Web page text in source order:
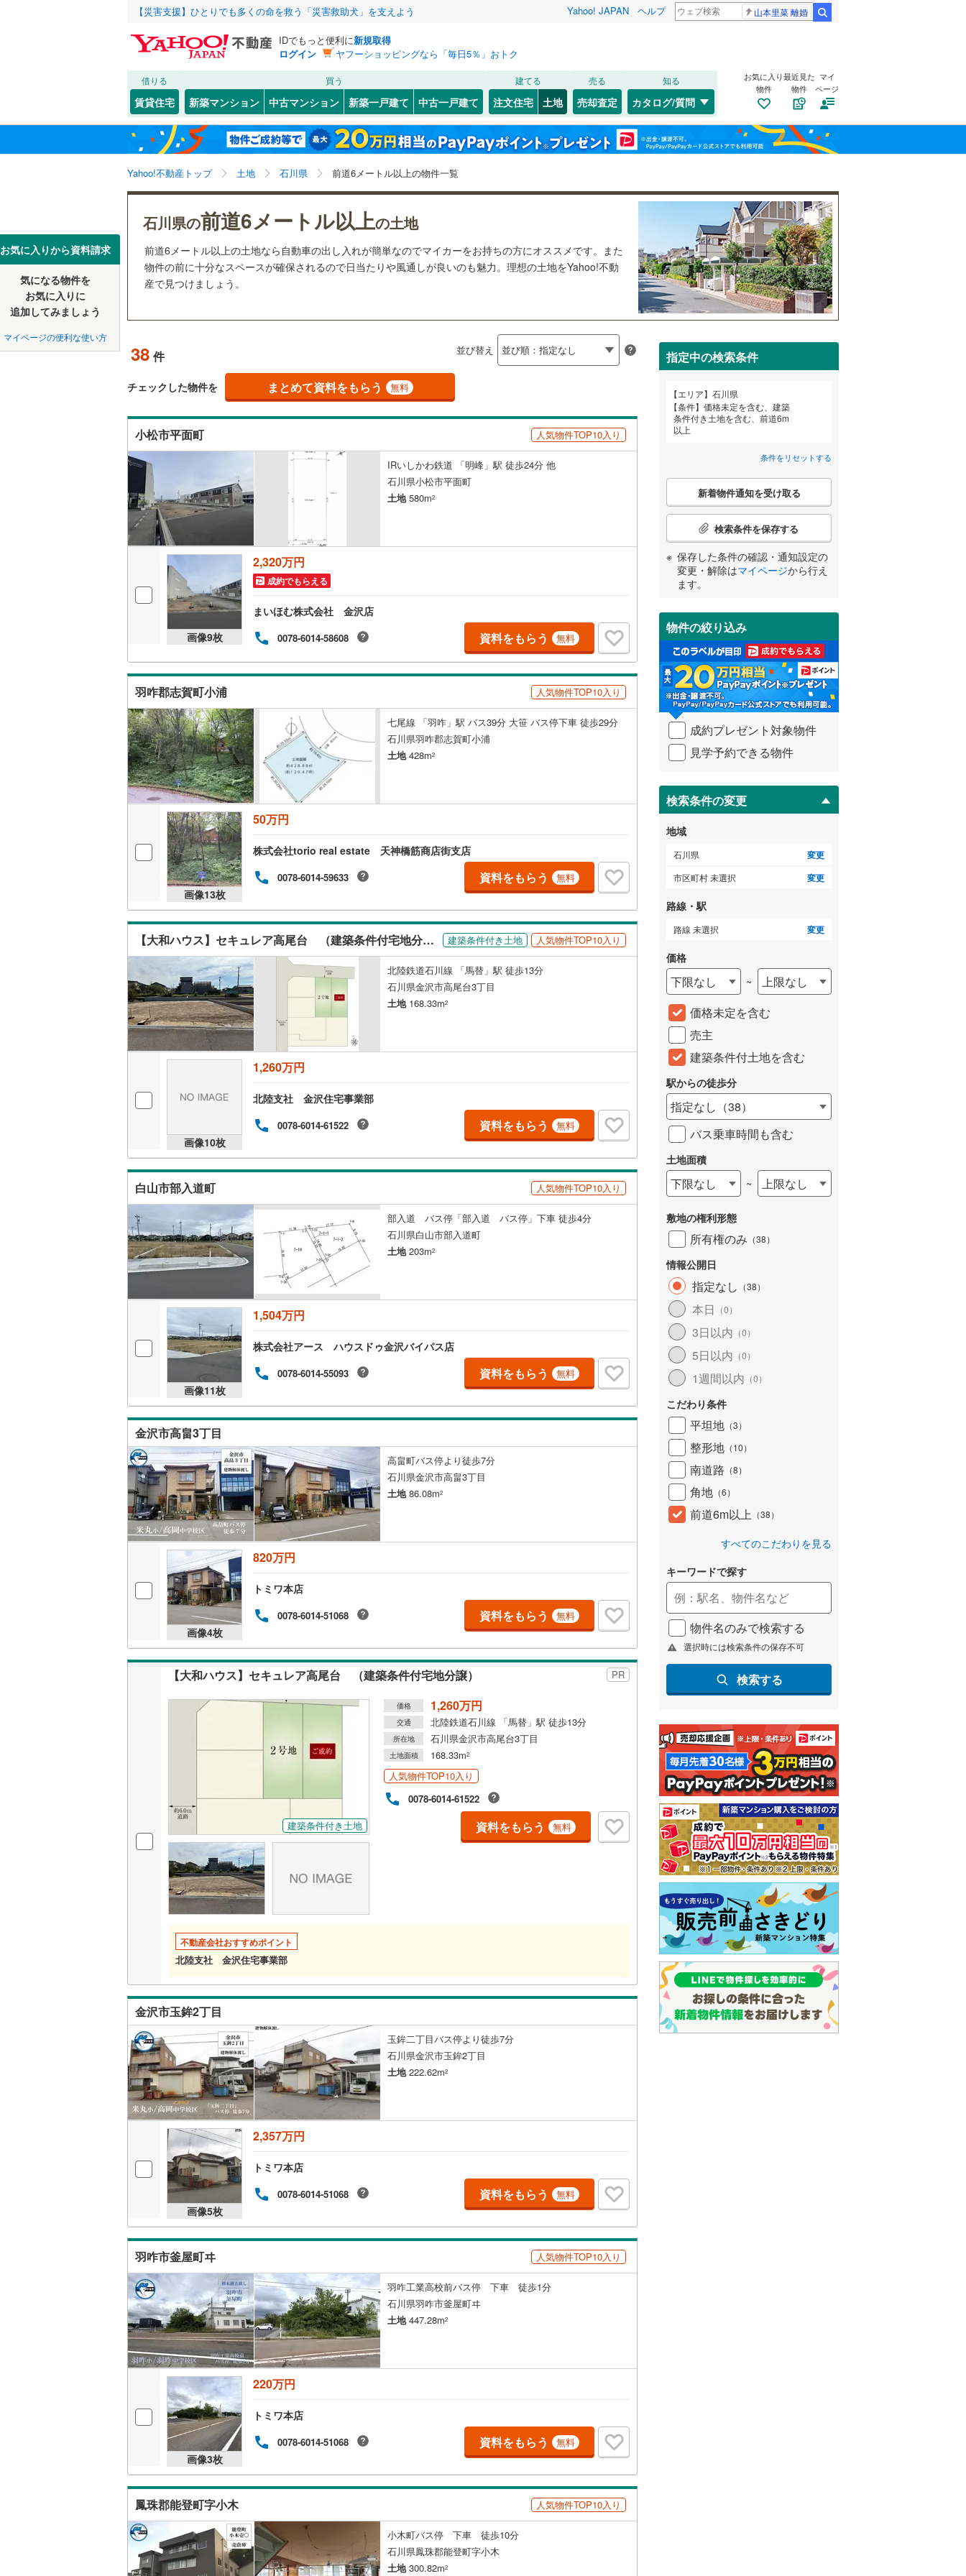
【災害支援】ひとりでも多くの命を救う「災害救助犬」を支えよう Yahoo! JAPAN ヘルプ 山本里菜 離婚
IDでもっと便利に新規取得
ログイン
ヤフーショッピングなら「毎日5％」おトク
借りる
賃貸住宅
買う
新築マンション 中古マンション 新築一戸建て 中古一戸建て
建てる
注文住宅 土地
売る
売却査定
知る
カタログ/質問
お気に入り
物件
最近見た
物件
マイ
ページ
Yahoo!不動産トップ 土地 石川県 前道6メートル以上の物件一覧
お気に入りから資料請求
気になる物件を
お気に入りに
追加してみましょう
マイページの便利な使い方
石川県の前道6メートル以上の土地
前道6メートル以上の土地なら自動車の出し入れが簡単なのでマイカーをお持ちの方にオススメです。また
物件の前に十分なスペースが確保されるので日当たりや風通しが良いのも魅力。理想の土地をYahoo!不動
産で見つけましょう。
38 件 並び替え
チェックした物件を まとめて資料をもらう 無料
小松市平面町 人気物件TOP10入り
IRいしかわ鉄道 「明峰」駅 徒歩24分 他
石川県小松市平面町
土地580m2
画像9枚
2,320万円
成約でもらえる
まいほむ株式会社 金沢店
0078-6014-58608 資料をもらう 無料
羽咋郡志賀町小浦 人気物件TOP10入り
七尾線 「羽咋」駅 バス39分 大笹 バス停下車 徒歩29分
石川県羽咋郡志賀町小浦
土地428m2
画像13枚
50万円
株式会社torio real estate 天神橋筋商店街支店
0078-6014-59633 資料をもらう 無料
【大和ハウス】セキュレア高尾台 （建築条件付宅地分譲） 建築条件付き土地 人気物件TOP10入り
北陸鉄道石川線 「馬替」駅 徒歩13分
石川県金沢市高尾台3丁目
土地168.33m2
画像10枚
1,260万円
北陸支社 金沢住宅事業部
0078-6014-61522 資料をもらう 無料
白山市部入道町 人気物件TOP10入り
部入道 バス停「部入道 バス停」下車 徒歩4分
石川県白山市部入道町
土地203m2
画像11枚
1,504万円
株式会社アース ハウスドゥ金沢バイパス店
0078-6014-55093 資料をもらう 無料
金沢市高畠3丁目
高畠町バス停より徒歩7分
石川県金沢市高畠3丁目
土地86.08m2
画像4枚
820万円
トミワ本店
0078-6014-51068 資料をもらう 無料
【大和ハウス】セキュレア高尾台 （建築条件付宅地分譲） PR
建築条件付き土地
価格 1,260万円
交通 北陸鉄道石川線 「馬替」駅 徒歩13分
所在地 石川県金沢市高尾台3丁目
土地面積 168.33m2
人気物件TOP10入り
0078-6014-61522
資料をもらう 無料
不動産会社おすすめポイント
北陸支社 金沢住宅事業部
金沢市玉鉾2丁目
玉鉾二丁目バス停より徒歩7分
石川県金沢市玉鉾2丁目
土地222.62m2
画像5枚
2,357万円
トミワ本店
0078-6014-51068 資料をもらう 無料
羽咋市釜屋町ヰ 人気物件TOP10入り
羽咋工業高校前バス停 下車 徒歩1分
石川県羽咋市釜屋町ヰ
土地447.28m2
画像3枚
220万円
トミワ本店
0078-6014-51068 資料をもらう 無料
鳳珠郡能登町字小木 人気物件TOP10入り
小木町バス停 下車 徒歩10分
石川県鳳珠郡能登町字小木
土地300.82m2
指定中の検索条件
エリア
石川県
条件
価格未定を含む、建築
条件付き土地を含む、前道6m
以上
条件をリセットする
こ
検
条
件
受
け
取
る
・
条
件
を
イ
ペ
ジ
に
保
存
す
る
新着物件通知を受け取る
検索条件を保存する
保存した条件の確認・通知設定の
変更・解除はマイページから行え
ます。
物件の絞り込み
成約プレゼント対象物件
見学予約できる物件
検索条件の変更
地域
石川県 変更
市区町村 未選択 変更
路線・駅
路線 未選択 変更
価格
下限なし ~
上限なし
価格未定を含む
売主
建築条件付土地を含む
駅からの徒歩分
指定なし （38）
バス乗車時間も含む
土地面積
下限なし ~ 上限なし
敷地の権利形態
所有権のみ （38）
情報公開日
指定なし （38）
本日 （0）
3日以内 （0）
5日以内 （0）
1週間以内 （0）
こだわり条件
平坦地 （3）
整形地 （10）
南道路 （8）
角地 （6）
前道6m以上 （38）
すべてのこだわりを見る
キーワードで探す
物件名のみで検索する
選択時には検索条件の保存不可
検索する
北海道 北海道
東北 青森 岩手 宮城 秋田 山形 福島
関東 東京 神奈川 埼玉
信越・北陸 長野
東海 愛知 岐阜 静岡 三重
近畿 和歌山
中国 鳥取 島根 岡山 広島 山口
高知
福岡 佐賀 長崎 鹿児島 沖縄
0 件 この条件で検索する 条件をリセットする
金沢市(19) 七尾市(3) 小松市(1)
輪島市(0) 珠洲市(0) 加賀市(0)
羽咋市( 1)
能美郡川北町(0)
河北郡津幡町( 1) 羽咋郡志賀町(2)
羽咋郡宝達志水町(0 ) 鹿島郡中能登町(0) 鳳珠郡穴水町(1)
0 件 この条件で検索する 条件をリセットする
0 件 条件をリセットする
JR 七尾線(1) 北陸新幹線(0)
私鉄・その他 ハピラインふくい(0) (1)
あいの風とやま鉄道(0) 北陸鉄道浅野川線(1) 北陸鉄道石川線(5)
0 件 この条件で検索する 条件をリセットする
0 件 条件をリセットする
こだわり条件 配置、向き、建ち方、日当たり
前道6m以上（38） 角地（6） 南道路（8）
平坦地（3） 整形地（10） 古家あり（1）
販売、価格、契約、入居関連など
更地渡し （ 8）
立地
小学校まで1km以内（12）
オンライン対応
IT重説可（1 ）
オンライン対応とは？
0 件 条件をリセットする
検索条件を保存しました
この検索条件の新着物件通知は、 マイページから設定できます。
保存した条件を見る
石川県、価格未定を含む、建築条件付き土地を含む、前
道6m以上
検索条件を保存する
閉じる お気に入りリストを見る
閉じる
閉じる お気に入りリストを見る
閉じる